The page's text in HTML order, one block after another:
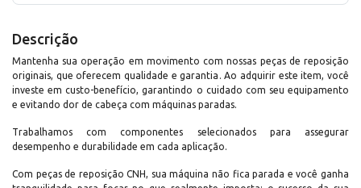
Descrição
Mantenha sua operação em movimento com nossas peças de reposição
originais, que oferecem qualidade e garantia. Ao adquirir este item, você
investe em custo-benefício, garantindo o cuidado com seu equipamento
e evitando dor de cabeça com máquinas paradas.
Trabalhamos com componentes selecionados para assegurar
desempenho e durabilidade em cada aplicação.
Com peças de reposição CNH, sua máquina não fica parada e você ganha